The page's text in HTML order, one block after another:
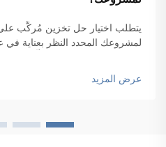
يتطلب اختيار حل تخزين مُركَّب
لمشروعك المحدد النظر بعناية في
الطويل. وتتضمن عملية اتخاذ القرار...
عرض المزيد